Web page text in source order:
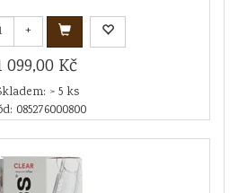
+
099,00 Kč
> 5 ks
085276000800